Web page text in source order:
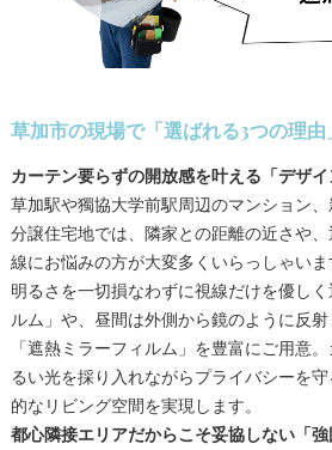
草加市の現場で「選ばれる3つの理由
カーテン要らずの開放感を叶える「デザイ
草加駅や獨協大学前駅周辺のマンション
分譲住宅地では、隣家との距離の近さや
線にお悩みの方が大変多くいらっしゃい
明るさを一切損なわずに視線だけを優し
ルム」や、昼間は外側から鏡のように反
「遮熱ミラーフィルム」を豊富にご用意
るい光を採り入れながらプライバシーを
的なリビング空間を実現します。
都心隣接エリアだからこそ妥協しない「強